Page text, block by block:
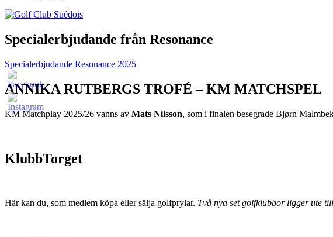
Specialerbjudande från Resonance
Specialerbjudande Resonance 2025
ANNIKA RUTBERGS TROFÉ – KM MATCHSPEL
KM Matchplay 2025/26 vanns av Mats Nilsson, som i finalen besegrade Bjørn
KlubbTorget
Här kan du, som medlem köpa eller sälja golfprylar. Två nya set golfklubbor ligger ute